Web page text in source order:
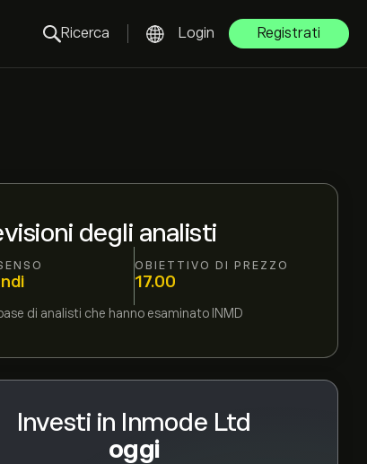
Ricerca Login Registrati
degli analisti
OBIETTIVO DI PREZZO
17.00
di analisti che hanno esaminato INMD
Investi in Inmode Ltd
oggi